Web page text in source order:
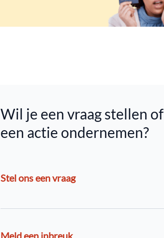
Wil je een vraag stellen of
een actie ondernemen?
Stel ons een vraag
Meld een inbreuk